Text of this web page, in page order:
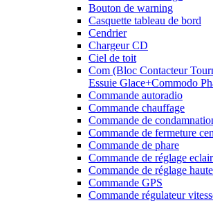
Bouton de warning
Casquette tableau de bord
Cendrier
Chargeur CD
Ciel de toit
Com (Bloc Contacteur
Essuie Glace+Commodo
Commande autoradio
Commande chauffage
Commande de
Commande de fermeture
Commande de phare
Commande de réglage
Commande de réglage
Commande GPS
Commande régulateur